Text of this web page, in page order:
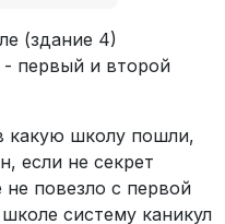
(здание 4)
- первый и второй
какую школу пошли,
если не секрет
повезло с первой
систему каникул